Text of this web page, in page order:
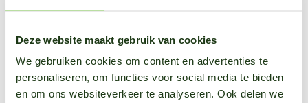
Deze website maakt gebruik van cookies
We gebruiken cookies om content en advertenties te
personaliseren, om functies voor social media te bieden
en om ons websiteverkeer te analyseren. Ook delen we
Commencez votre essai
Avez-vous déjà un compte ?Connexion.